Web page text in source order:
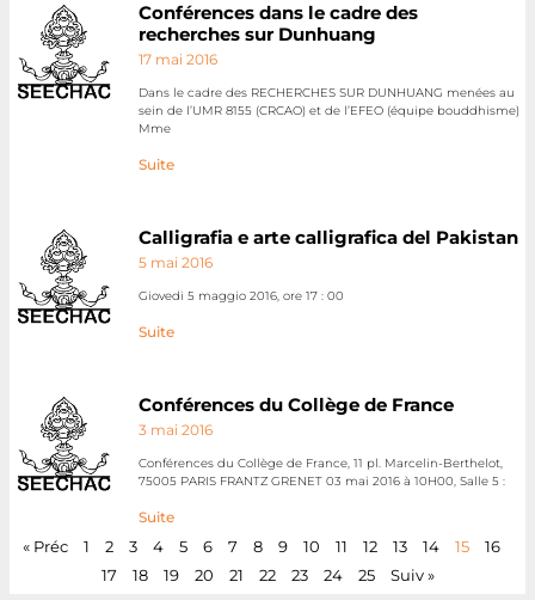
Conférences dans le cadre des
recherches sur Dunhuang
17 mai 2016
Dans le cadre des RECHERCHES SUR DUNHUANG menées au
sein de l’UMR 8155 (CRCAO) et de l’EFEO (équipe bouddhisme)
Mme
Suite
Calligrafia e arte calligrafica del Pakistan
5 mai 2016
Giovedi 5 maggio 2016, ore 17 : 00
Suite
Conférences du Collège de France
3 mai 2016
Conférences du Collège de France, 11 pl. Marcelin-Berthelot,
75005 PARIS FRANTZ GRENET 03 mai 2016 à 10H00, Salle 5 :
Suite
« Préc 1 2 3 4 5 6 7 8 9 10 11 12 13 14 15
16
17
18 19 20 21 22 23 24 25 Suiv »